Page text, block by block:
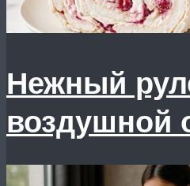
Нежный
воздушной